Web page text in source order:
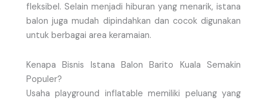
fleksibel. Selain menjadi hiburan yang menarik, istana
balon juga mudah dipindahkan dan cocok digunakan
untuk berbagai area keramaian.
Kenapa Bisnis Istana Balon Barito Kuala Semakin
Populer?
Usaha playground inflatable memiliki peluang yang